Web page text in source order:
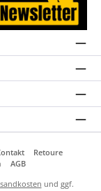
Retoure
AGB
und ggf.